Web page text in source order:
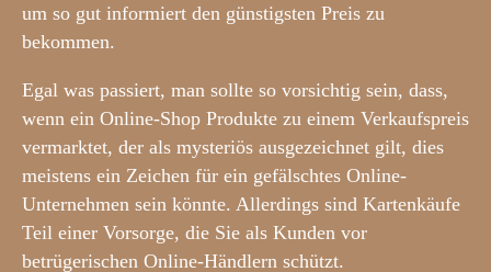
um so gut informiert den günstigsten Preis zu
bekommen.
Egal was passiert, man sollte so vorsichtig sein, dass,
wenn ein Online-Shop Produkte zu einem Verkaufspreis
vermarktet, der als mysteriös ausgezeichnet gilt, dies
meistens ein Zeichen für ein gefälschtes Online-
Unternehmen sein könnte. Allerdings sind Kartenkäufe
Teil einer Vorsorge, die Sie als Kunden vor
betrügerischen Online-Händlern schützt.